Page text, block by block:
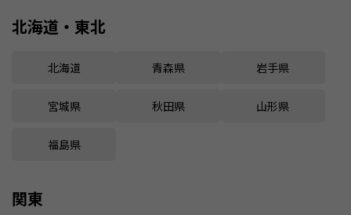
北海道・東北
北海道 青森県 岩手県
宮城県 秋田県 山形県
福島県
関東